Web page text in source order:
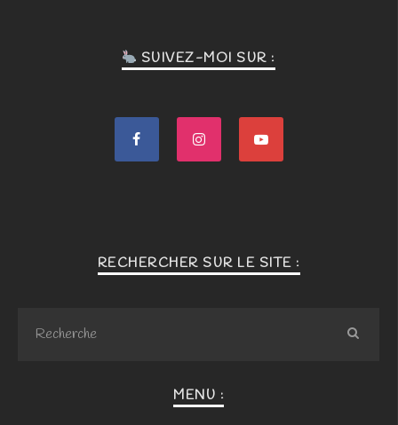
SUIVEZ-MOI SUR :
RECHERCHER SUR LE SITE :
MENU :